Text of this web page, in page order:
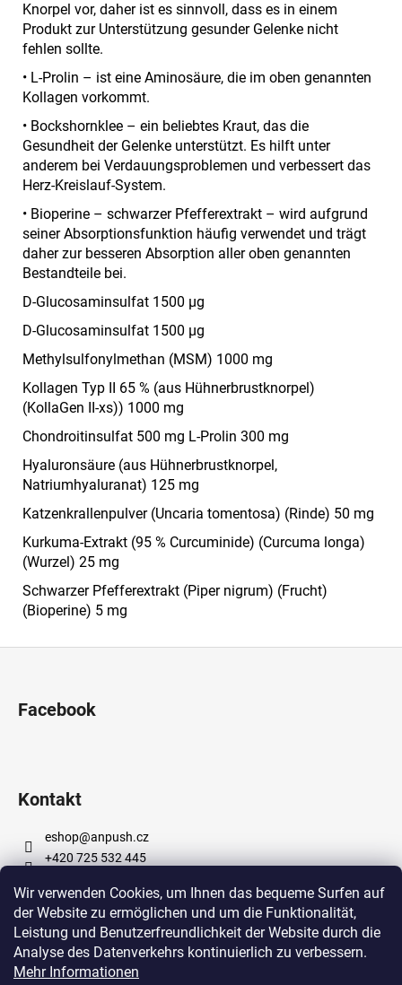
Wir verwenden Cookies, um Ihnen das bequeme Surfen auf
der Website zu ermöglichen und um die Funktionalität,
Leistung und Benutzerfreundlichkeit der Website durch die
Analyse des Datenverkehrs kontinuierlich zu verbessern.
Mehr Informationen
Knorpel vor, daher ist es sinnvoll, dass es in einem
Produkt zur Unterstützung gesunder Gelenke nicht
fehlen sollte.
• L-Prolin – ist eine Aminosäure, die im oben genannten
Kollagen vorkommt.
• Bockshornklee – ein beliebtes Kraut, das die
Gesundheit der Gelenke unterstützt. Es hilft unter
anderem bei Verdauungsproblemen und verbessert das
Herz-Kreislauf-System.
• Bioperine – schwarzer Pfefferextrakt – wird aufgrund
seiner Absorptionsfunktion häufig verwendet und trägt
daher zur besseren Absorption aller oben genannten
Bestandteile bei.
D-Glucosaminsulfat 1500 µg
D-Glucosaminsulfat 1500 µg
Methylsulfonylmethan (MSM) 1000 mg
Kollagen Typ II 65 % (aus Hühnerbrustknorpel)
(KollaGen II-xs)) 1000 mg
Chondroitinsulfat 500 mg L-Prolin 300 mg
Hyaluronsäure (aus Hühnerbrustknorpel,
Natriumhyaluranat) 125 mg
Katzenkrallenpulver (Uncaria tomentosa) (Rinde) 50 mg
Kurkuma-Extrakt (95 % Curcuminide) (Curcuma longa)
(Wurzel) 25 mg
Schwarzer Pfefferextrakt (Piper nigrum) (Frucht)
(Bioperine) 5 mg
Facebook
Kontakt
eshop@anpush.cz
+420 725 532 445
https://www.instagram.com/anpush_5percent/
Informace pro vás